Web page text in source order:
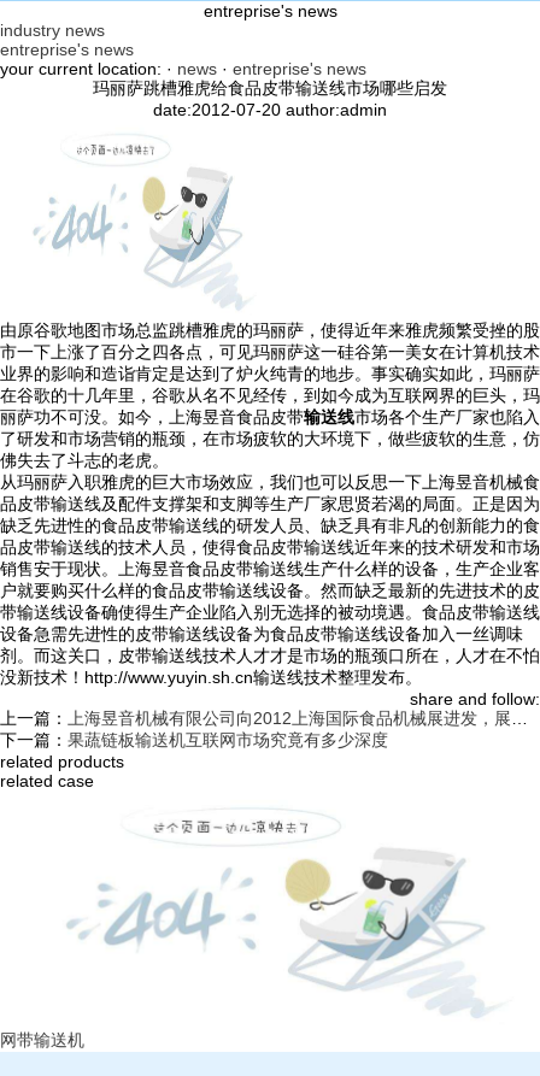
entreprise's news
industry news
entreprise's news
your current location: · news · entreprise's news
玛丽萨跳槽雅虎给食品皮带输送线市场哪些启发
date:2012-07-20 author:admin
由原谷歌地图市场总监跳槽雅虎的玛丽萨，使得近年来雅虎频繁受挫的股
市一下上涨了百分之四各点，可见玛丽萨这一硅谷第一美女在计算机技术
业界的影响和造诣肯定是达到了炉火纯青的地步。事实确实如此，玛丽萨
在谷歌的十几年里，谷歌从名不见经传，到如今成为互联网界的巨头，玛
丽萨功不可没。如今，上海昱音食品皮带输送线市场各个生产厂家也陷入
了研发和市场营销的瓶颈，在市场疲软的大环境下，做些疲软的生意，仿
佛失去了斗志的老虎。
从玛丽萨入职雅虎的巨大市场效应，我们也可以反思一下上海昱音机械食
品皮带输送线及配件支撑架和支脚等生产厂家思贤若渴的局面。正是因为
缺乏先进性的食品皮带输送线的研发人员、缺乏具有非凡的创新能力的食
品皮带输送线的技术人员，使得食品皮带输送线近年来的技术研发和市场
销售安于现状。上海昱音食品皮带输送线生产什么样的设备，生产企业客
户就要购买什么样的食品皮带输送线设备。然而缺乏最新的先进技术的皮
带输送线设备确使得生产企业陷入别无选择的被动境遇。食品皮带输送线
设备急需先进性的皮带输送线设备为食品皮带输送线设备加入一丝调味
剂。而这关口，皮带输送线技术人才才是市场的瓶颈口所在，人才在不怕
没新技术！http://www.yuyin.sh.cn输送线技术整理发布。
share and follow:
上一篇： 上海昱音机械有限公司向2012上海国际食品机械展进发，展位4t28
下一篇： 果蔬链板输送机互联网市场究竟有多少深度
related products
related case
网带输送机